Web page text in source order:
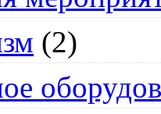
(2)